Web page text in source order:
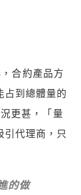
合約產品方
占到總體量的
更甚，「量
引代理商，只
的做